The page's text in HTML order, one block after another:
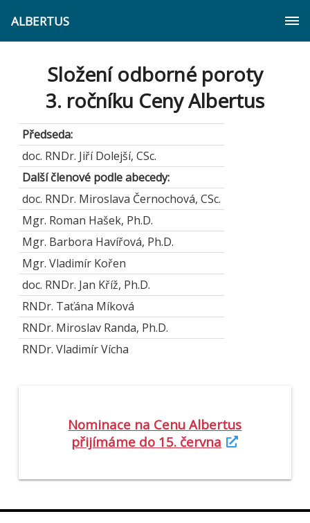
ALBERTUS
Složení odborné poroty
3. ročníku Ceny Albertus
Předseda:
doc. RNDr. Jiří Dolejší, CSc.
Další členové podle abecedy:
doc. RNDr. Miroslava Černochová, CSc.
Mgr. Roman Hašek, Ph.D.
Mgr. Barbora Havířová, Ph.D.
Mgr. Vladimír Kořen
doc. RNDr. Jan Kříž, Ph.D.
RNDr. Taťána Míková
RNDr. Miroslav Randa, Ph.D.
RNDr. Vladimír Vícha
Nominace na Cenu Albertus
přijímáme do 15. června